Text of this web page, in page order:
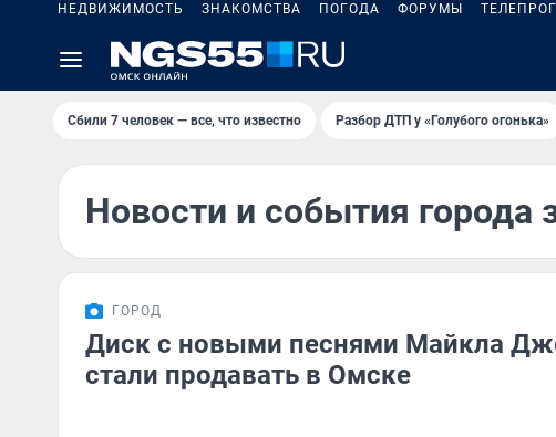
НЕДВИЖИМОСТЬ ЗНАКОМСТВА ПОГОДА ФОРУМЫ
Сбили 7 человек — все, что известно Разбор ДТП у «Голубого огонька»
Новости и события города
ГОРОД
Диск с новыми песнями Майкла
стали продавать в Омске